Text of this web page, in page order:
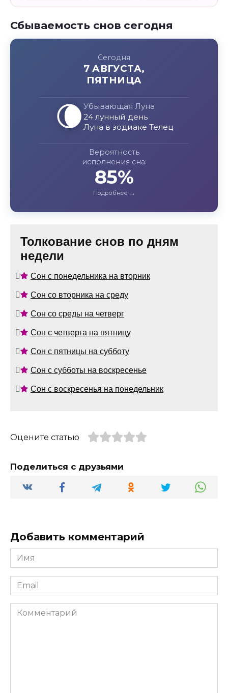
Сбываемость снов сегодня
Сегодня
7 АВГУСТА,
ПЯТНИЦА
🌘 Убывающая Луна
24 лунный день
Луна в зодиаке Телец
Вероятность
исполнения сна:
85%
Толкование снов по дням
недели
Сон с понедельника на вторник
Сон со вторника на среду
Сон со среды на четверг
Сон с четверга на пятницу
Сон с пятницы на субботу
Сон с субботы на воскресенье
Сон с воскресенья на понедельник
Оцените статью
Поделиться с друзьями
Добавить комментарий
Имя
*
Email
*
Комментарий